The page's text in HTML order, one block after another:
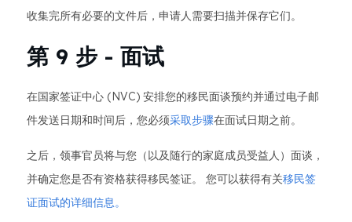
收集完所有必要的文件后，申请人需要扫描并保存它们。
第 9 步 - 面试
在国家签证中心 (NVC) 安排您的移民面谈预约并通过电子邮
件发送日期和时间后，您必须采取步骤在面试日期之前。
之后，领事官员将与您（以及随行的家庭成员受益人）面谈，
并确定您是否有资格获得移民签证。 您可以获得有关移民签
证面试的详细信息。